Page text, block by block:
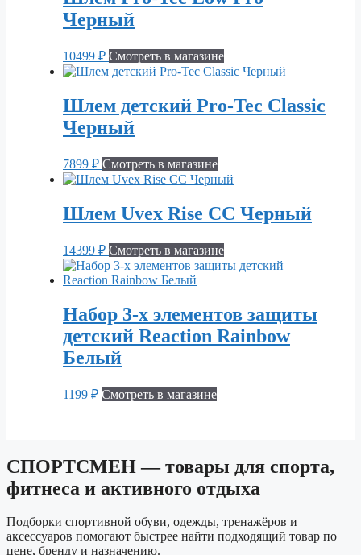
Черный
10499 ₽ Смотреть в магазине
Шлем детский Pro-Tec Classic
Черный
7899 ₽ Смотреть в магазине
Шлем Uvex Rise CC Черный
14399 ₽ Смотреть в магазине
Набор 3-х элементов защиты
детский Reaction Rainbow
Белый
1199 ₽ Смотреть в магазине
СПОРТСМЕН — товары для спорта,
фитнеса и активного отдыха
Подборки спортивной обуви, одежды, тренажёров и
аксессуаров помогают быстрее найти подходящий товар по
цене, бренду и назначению.